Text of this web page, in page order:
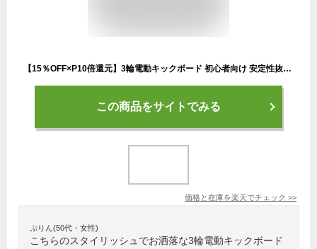
【15％OFF×P10倍還元】3輪電動キックボード 初心者向け 安定性抜群 サドルが付けられる 盗難防止 モペット パスワードでロック解除 機械式ダイヤロック搭載 スイング機能搭載 独立懸架技術 AINOHOT ST3【特定小型原動機付自転車】
この商品をサイトでみる
価格と在庫を楽天でチェック >>
ぷりん(50代・女性)
こちらのスタイリッシュでお洒落な3輪電動キックボード